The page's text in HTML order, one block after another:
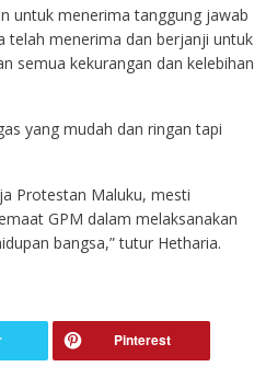
untuk menerima tanggung jawab
telah menerima dan berjanji untuk
semua kekurangan dan kelebihan
yang mudah dan ringan tapi
Protestan Maluku, mesti
GPM dalam melaksanakan
bangsa,” tutur Hetharia.